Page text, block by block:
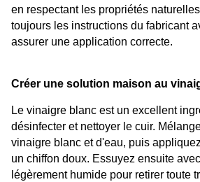
en respectant les propriétés
toujours les instructions du fabricant
assurer une application correcte.
Créer une solution maison au
Le vinaigre blanc est un excellent
désinfecter et nettoyer le cuir.
vinaigre blanc et d'eau, puis
un chiffon doux. Essuyez ensuite
légèrement humide pour retirer toute